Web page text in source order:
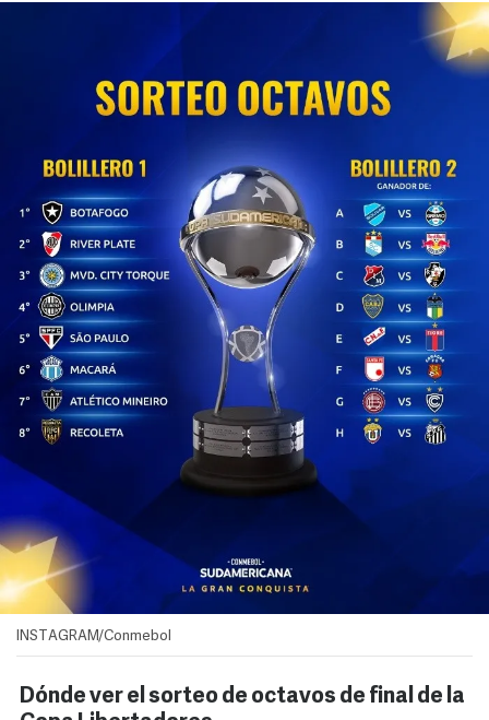
INSTAGRAM/Conmebol
Dónde ver el sorteo de octavos de final de la